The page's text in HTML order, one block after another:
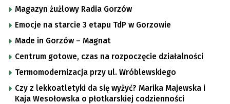
Magazyn żużlowy Radia Gorzów
Emocje na starcie 3 etapu TdP w Gorzowie
Made in Gorzów – Magnat
Centrum gotowe, czas na rozpoczęcie działalności
Termomodernizacja przy ul. Wróblewskiego
Czy z lekkoatletyki da się wyżyć? Marika Majewska i
Kaja Wesołowska o płotkarskiej codzienności